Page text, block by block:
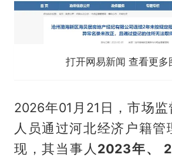
打开网易新闻 查看更多
2026年01月21日，市场
人员通过河北经济户籍管
现，其当事人 2023年、